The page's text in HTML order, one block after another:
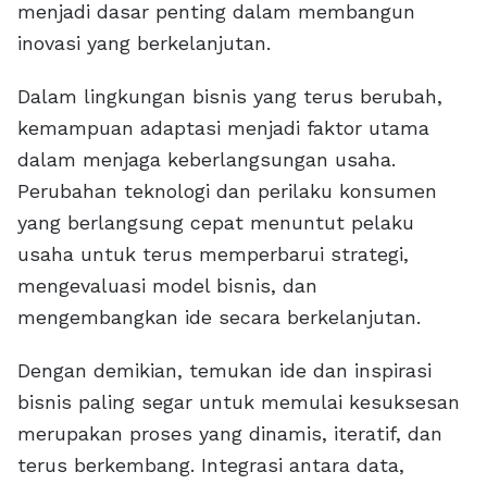
menjadi dasar penting dalam membangun
inovasi yang berkelanjutan.
Dalam lingkungan bisnis yang terus berubah,
kemampuan adaptasi menjadi faktor utama
dalam menjaga keberlangsungan usaha.
Perubahan teknologi dan perilaku konsumen
yang berlangsung cepat menuntut pelaku
usaha untuk terus memperbarui strategi,
mengevaluasi model bisnis, dan
mengembangkan ide secara berkelanjutan.
Dengan demikian, temukan ide dan inspirasi
bisnis paling segar untuk memulai kesuksesan
merupakan proses yang dinamis, iteratif, dan
terus berkembang. Integrasi antara data,